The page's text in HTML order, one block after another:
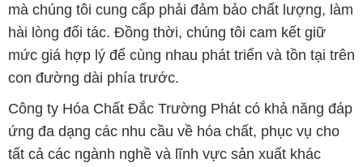
mà chúng tôi cung cấp phải đảm bảo chất lượng, làm
hài lòng đối tác. Đồng thời, chúng tôi cam kết giữ
mức giá hợp lý để cùng nhau phát triển và tồn tại trên
con đường dài phía trước.
Công ty Hóa Chất Đắc Trường Phát có khả năng đáp
ứng đa dạng các nhu cầu về hóa chất, phục vụ cho
tất cả các ngành nghề và lĩnh vực sản xuất khác